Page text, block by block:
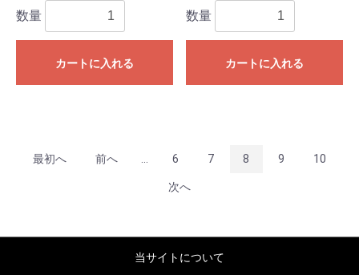
数量
カートに入れる
数量
カートに入れる
最初へ 前へ 6 7 8 9 10
次へ
当サイトについて